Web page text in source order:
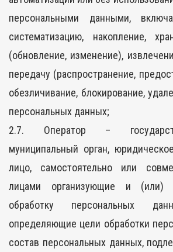
персональными данными,
систематизацию, накопление,
(обновление, изменение),
передачу (распространение,
обезличивание, блокирование,
персональных данных;
2.7. Оператор –
муниципальный орган,
лицо, самостоятельно или
лицами организующие и (или)
обработку персональных
определяющие цели обработки
состав персональных данных,